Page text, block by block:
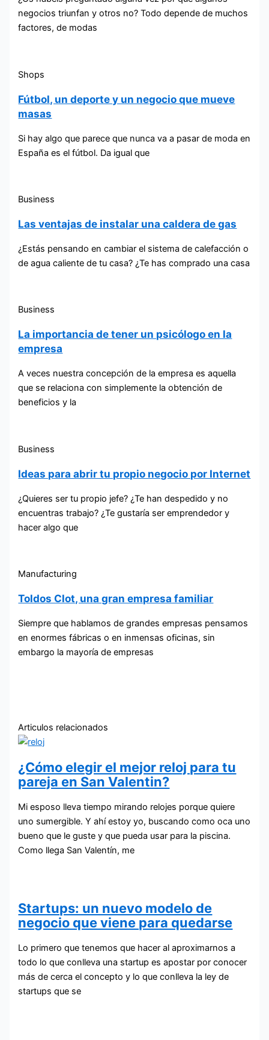
negocios triunfan y otros no? Todo depende de muchos
factores, de modas
Shops
Fútbol, un deporte y un negocio que mueve
masas
Si hay algo que parece que nunca va a pasar de moda en
España es el fútbol. Da igual que
Business
Las ventajas de instalar una caldera de gas
¿Estás pensando en cambiar el sistema de calefacción o
de agua caliente de tu casa? ¿Te has comprado una casa
Business
La importancia de tener un psicólogo en la
empresa
A veces nuestra concepción de la empresa es aquella
que se relaciona con simplemente la obtención de
beneficios y la
Business
Ideas para abrir tu propio negocio por Internet
¿Quieres ser tu propio jefe? ¿Te han despedido y no
encuentras trabajo? ¿Te gustaría ser emprendedor y
hacer algo que
Manufacturing
Toldos Clot, una gran empresa familiar
Siempre que hablamos de grandes empresas pensamos
en enormes fábricas o en inmensas oficinas, sin
embargo la mayoría de empresas
Articulos relacionados
¿Cómo elegir el mejor reloj para tu
pareja en San Valentin?
Mi esposo lleva tiempo mirando relojes porque quiere
uno sumergible. Y ahí estoy yo, buscando como oca uno
bueno que le guste y que pueda usar para la piscina.
Como llega San Valentín, me
Startups: un nuevo modelo de
negocio que viene para quedarse
Lo primero que tenemos que hacer al aproximarnos a
todo lo que conlleva una startup es apostar por conocer
más de cerca el concepto y lo que conlleva la ley de
startups que se